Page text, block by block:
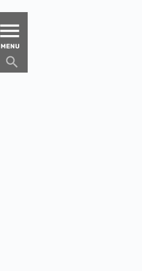
MENU